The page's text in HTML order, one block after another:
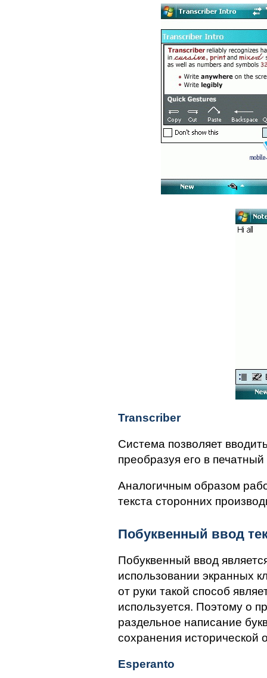
Transcriber
Система позволяет
преобразуя его в
Аналогичным образом
текста сторонних
Побуквенный ввод
Побуквенный ввод
использовании экранных
от руки такой способ
используется. Поэтому о
раздельное написание
сохранения исторической
Esperanto